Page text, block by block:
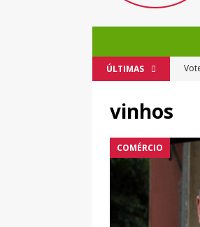
ÚLTIMAS
vinhos
COMÉRCIO